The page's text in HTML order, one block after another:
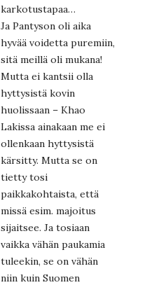
karkotustapaa…
Ja Pantyson oli aika
hyvää voidetta puremiin,
sitä meillä oli mukana!
Mutta ei kantsii olla
hyttysistä kovin
huolissaan – Khao
Lakissa ainakaan me ei
ollenkaan hyttysistä
kärsitty. Mutta se on
tietty tosi
paikkakohtaista, että
missä esim. majoitus
sijaitsee. Ja tosiaan
vaikka vähän paukamia
tuleekin, se on vähän
niin kuin Suomen